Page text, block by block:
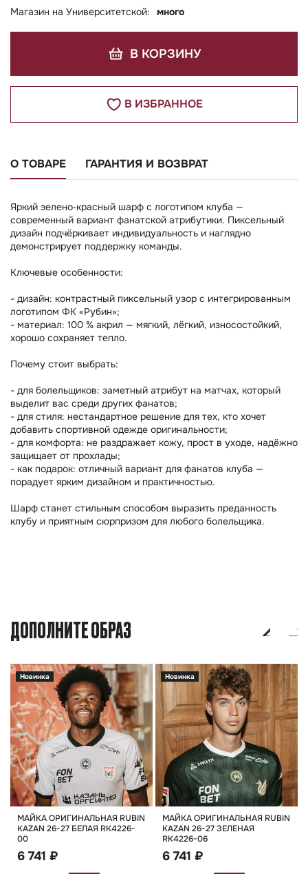
О ТОВАРЕ ГАРАНТИЯ И ВОЗВРАТ
Яркий зелено‑красный шарф с логотипом клуба —
современный вариант фанатской атрибутики. Пиксельный
дизайн подчёркивает индивидуальность и наглядно
демонстрирует поддержку команды.
Ключевые особенности:
- дизайн: контрастный пиксельный узор с интегрированным
логотипом ФК «Рубин»;
- материал: 100 % акрил — мягкий, лёгкий, износостойкий,
хорошо сохраняет тепло.
Почему стоит выбрать:
- для болельщиков: заметный атрибут на матчах, который
выделит вас среди других фанатов;
- для стиля: нестандартное решение для тех, кто хочет
добавить спортивной одежде оригинальности;
- для комфорта: не раздражает кожу, прост в уходе, надёжно
защищает от прохлады;
- как подарок: отличный вариант для фанатов клуба —
порадует ярким дизайном и практичностью.
Шарф станет стильным способом выразить преданность
клубу и приятным сюрпризом для любого болельщика.
Магазин на Университетской:
много
В КОРЗИНУ
В ИЗБРАННОЕ
ДОПОЛНИТЕ ОБРАЗ
Новинка
МАЙКА ОРИГИНАЛЬНАЯ RUBIN
KAZAN 26-27 БЕЛАЯ RK4226-
00
6 741 ₽
Новинка
МАЙКА ОРИГИНАЛЬНАЯ RUBIN
KAZAN 26-27 ЗЕЛЕНАЯ
RK4226-06
6 741 ₽